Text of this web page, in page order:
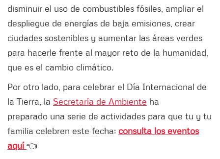
disminuir el uso de combustibles fósiles, ampliar el
despliegue de energías de baja emisiones, crear
ciudades sostenibles y aumentar las áreas verdes
para hacerle frente al mayor reto de la humanidad,
que es el cambio climático.
Por otro lado, para celebrar el Día Internacional de
la Tierra, la Secretaría de Ambiente ha
preparado una serie de actividades para que tu y tu
familia celebren este fecha; consulta los eventos
aquí👈